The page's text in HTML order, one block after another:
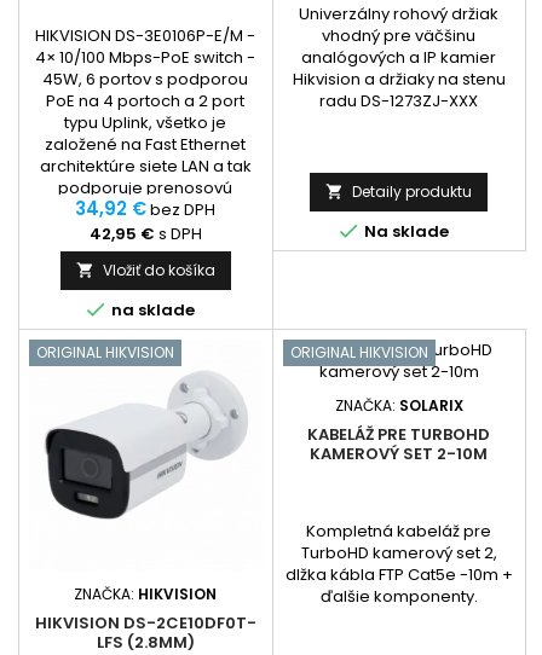
HIKVISION DS-3E0106P-E/M -
4× 10/100 Mbps-PoE switch -
45W, 6 portov s podporou
PoE na 4 portoch a 2 port
typu Uplink, všetko je
založené na Fast Ethernet
architektúre siete LAN a tak
podporuje prenosovú
rýchlosť 10/100 Mbps.
Automaticky detekuje a
napája zariadenia
podporujúce PoE normu
802.3af / a to na portoch 1 až
4, port č.5-6 slúži ako uplink
a...
34,92 €bez DPH
42,95 € s DPH
 Vložiť do košíka
 na sklade
Univerzálny rohový držiak
vhodný pre väčšinu
analógových a IP kamier
Hikvision a držiaky na stenu
radu DS-1273ZJ-XXX
 Detaily produktu
 Na sklade
ORIGINAL HIKVISION
ZNAČKA: HIKVISION
HIKVISION DS-2CE10DF0T-
LFS (2.8MM)
ORIGINAL HIKVISION
ZNAČKA: SOLARIX
KABELÁŽ PRE TURBOHD
KAMEROVÝ SET 2-10M
Kompletná kabeláž pre
TurboHD kamerový set 2,
dlžka kábla FTP Cat5e -10m +
ďalšie komponenty.